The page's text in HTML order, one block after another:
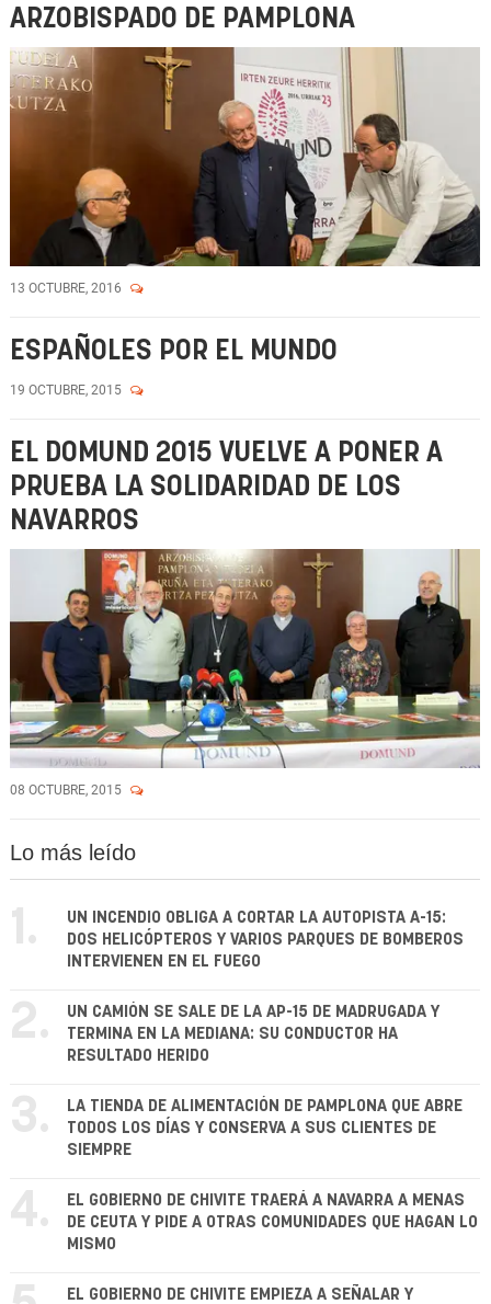
ARZOBISPADO DE PAMPLONA
13 OCTUBRE, 2016
ESPAÑOLES POR EL MUNDO
19 OCTUBRE, 2015
EL DOMUND 2015 VUELVE A PONER A
PRUEBA LA SOLIDARIDAD DE LOS
NAVARROS
08 OCTUBRE, 2015
Lo más leído
1.
UN INCENDIO OBLIGA A CORTAR LA AUTOPISTA A-15:
DOS HELICÓPTEROS Y VARIOS PARQUES DE BOMBEROS
INTERVIENEN EN EL FUEGO
2.
UN CAMIÓN SE SALE DE LA AP-15 DE MADRUGADA Y
TERMINA EN LA MEDIANA: SU CONDUCTOR HA
RESULTADO HERIDO
3.
LA TIENDA DE ALIMENTACIÓN DE PAMPLONA QUE ABRE
TODOS LOS DÍAS Y CONSERVA A SUS CLIENTES DE
SIEMPRE
4.
EL GOBIERNO DE CHIVITE TRAERÁ A NAVARRA A MENAS
DE CEUTA Y PIDE A OTRAS COMUNIDADES QUE HAGAN LO
MISMO
EL GOBIERNO DE CHIVITE EMPIEZA A SEÑALAR Y